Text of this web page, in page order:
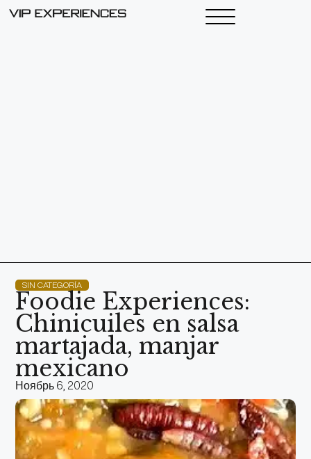
SIN CATEGORÍA
Foodie Experiences:
Chinicuiles en salsa
martajada, manjar
mexicano
Ноябрь 6, 2020